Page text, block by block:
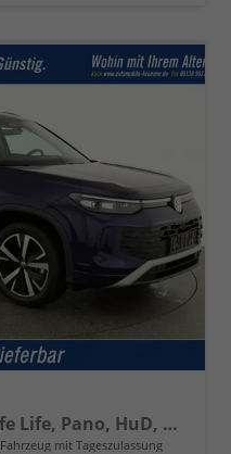
1.5 TSI eHybrid 150 kW Life Life, Pano, HuD, AHK, AreaView, Side, Navi, Winter, 5-J. Garantie
Fahrzeug mit Tageszulassung